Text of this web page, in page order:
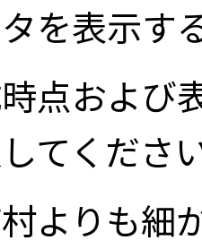
を表示す
点および
てくださ
よりも細